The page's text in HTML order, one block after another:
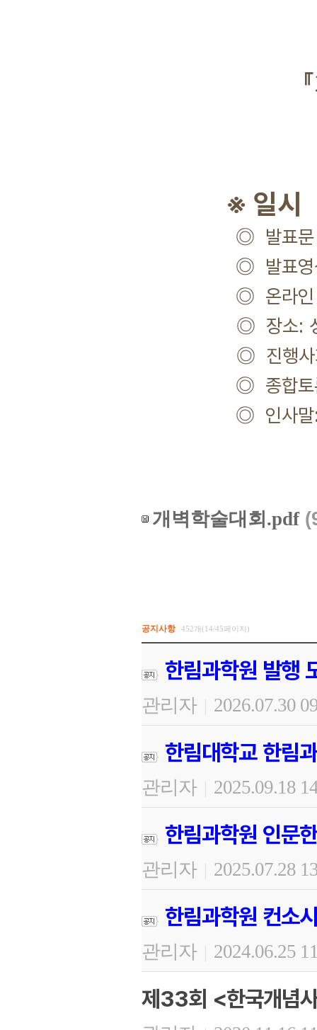
※ 일시
◎ 발표문 공개
◎ 발표영상 공
◎ 온라인 종합
◎ 장소: 성균관
◎ 진행사회: 이
◎ 종합토론사
◎ 인사말: 안대
개벽학술대회.pdf
공지사항 452개(14/45페이지)
한림과학원 발행
관리자 | 2026.07.30
한림대학교 한림
관리자 | 2025.09.18
한림과학원 인문
관리자 | 2025.07.28
한림과학원 컨소
관리자 | 2024.06.25
제33회 <한국개념